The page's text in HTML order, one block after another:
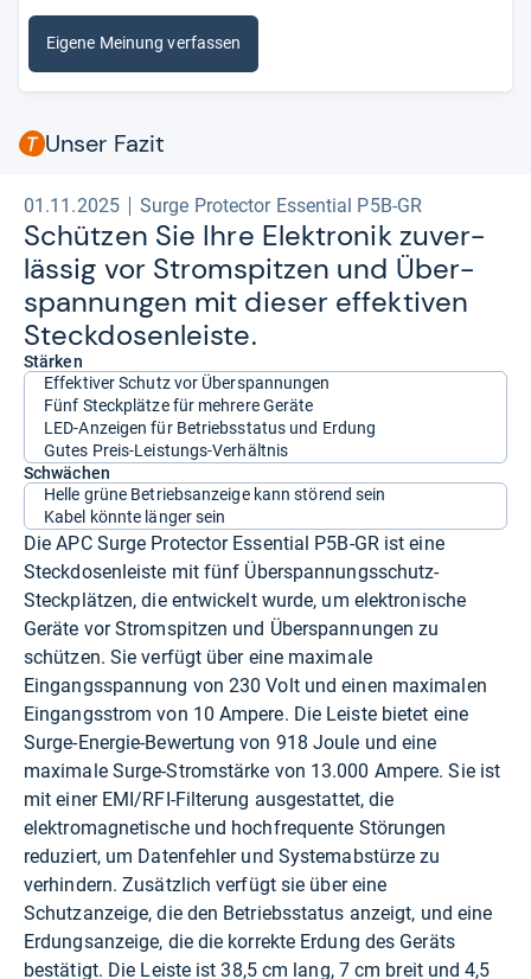
Eigene Meinung verfassen
Unser Fazit
01.11.2025 Surge Protector Essential P5B-GR
Schüt­zen Sie Ihre Elek­tro­nik zuver­
läs­sig vor Strom­spit­zen und Über­
span­nun­gen mit die­ser effek­ti­ven
Steck­do­sen­leiste.
Stärken
Effektiver Schutz vor Überspannungen
Fünf Steckplätze für mehrere Geräte
LED-Anzeigen für Betriebsstatus und Erdung
Gutes Preis-Leistungs-Verhältnis
Schwächen
Helle grüne Betriebsanzeige kann störend sein
Kabel könnte länger sein
Die APC Surge Protector Essential P5B-GR ist eine
Steckdosenleiste mit fünf Überspannungsschutz-
Steckplätzen, die entwickelt wurde, um elektronische
Geräte vor Stromspitzen und Überspannungen zu
schützen. Sie verfügt über eine maximale
Eingangsspannung von 230 Volt und einen maximalen
Eingangsstrom von 10 Ampere. Die Leiste bietet eine
Surge-Energie-Bewertung von 918 Joule und eine
maximale Surge-Stromstärke von 13.000 Ampere. Sie ist
mit einer EMI/RFI-Filterung ausgestattet, die
elektromagnetische und hochfrequente Störungen
reduziert, um Datenfehler und Systemabstürze zu
verhindern. Zusätzlich verfügt sie über eine
Schutzanzeige, die den Betriebsstatus anzeigt, und eine
Erdungsanzeige, die die korrekte Erdung des Geräts
bestätigt. Die Leiste ist 38,5 cm lang, 7 cm breit und 4,5